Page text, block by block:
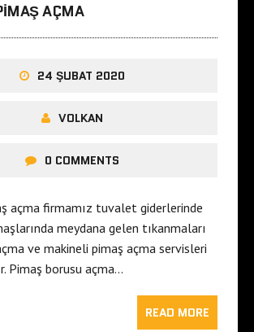
AÇMA
24 ŞUBAT 2020
VOLKAN
0 COMMENTS
açma firmamız tuvalet giderlerinde
meydana gelen tıkanmaları
ve makineli pimaş açma servisleri
Pimaş borusu açma…
READ MORE